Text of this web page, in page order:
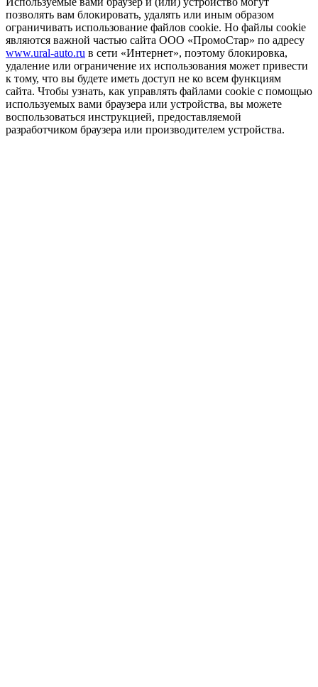
позволять вам блокировать, удалять или иным образом
ограничивать использование файлов cookie. Но файлы cookie
являются важной частью сайта ООО «ПромоСтар» по адресу
www.ural-auto.ru в сети «Интернет», поэтому блокировка,
удаление или ограничение их использования может привести
к тому, что вы будете иметь доступ не ко всем функциям
сайта. Чтобы узнать, как управлять файлами cookie с помощью
используемых вами браузера или устройства, вы можете
воспользоваться инструкцией, предоставляемой
разработчиком браузера или производителем устройства.